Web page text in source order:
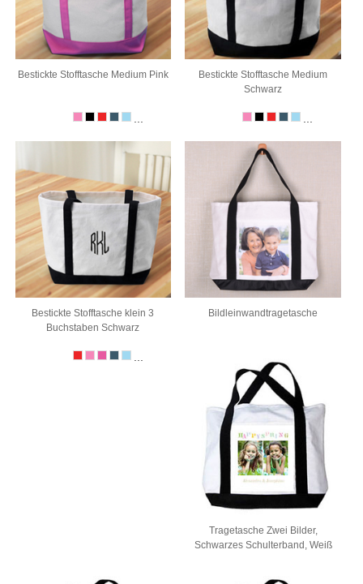
Bestickte Stofftasche Medium Pink
Bestickte Stofftasche Medium
Schwarz
Bestickte Stofftasche klein 3
Buchstaben Schwarz
Bildleinwandtragetasche
Tragetasche Zwei Bilder,
Schwarzes Schulterband, Weiß